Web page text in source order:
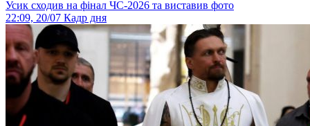
Усик сходив на фінал ЧС-2026 та виставив фото
22:09, 20/07 Кадр дня